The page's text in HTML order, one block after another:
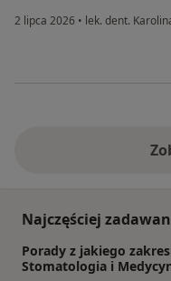
2 lipca 2026 • lek. dent.
Najczęściej
Porady z jakiego
Stomatologia i